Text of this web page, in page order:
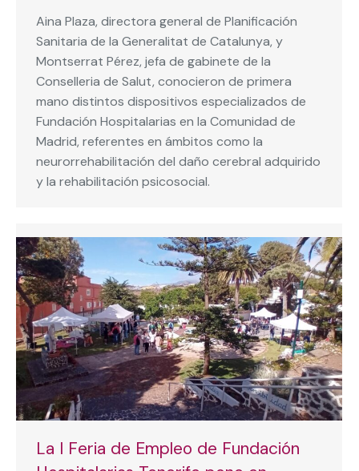
Aina Plaza, directora general de Planificación
Sanitaria de la Generalitat de Catalunya, y
Montserrat Pérez, jefa de gabinete de la
Conselleria de Salut, conocieron de primera
mano distintos dispositivos especializados de
Fundación Hospitalarias en la Comunidad de
Madrid, referentes en ámbitos como la
neurorrehabilitación del daño cerebral adquirido
y la rehabilitación psicosocial.
La I Feria de Empleo de Fundación